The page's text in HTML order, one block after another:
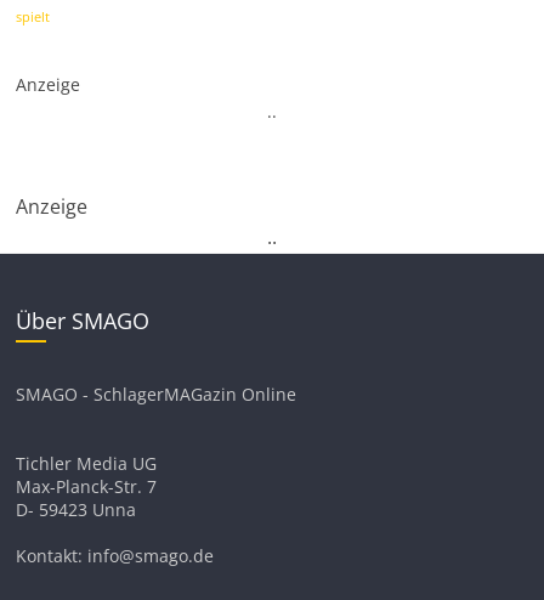
spielt
Anzeige
..
Anzeige
..
Über SMAGO
SMAGO - SchlagerMAGazin Online
Tichler Media UG
Max-Planck-Str. 7
D- 59423 Unna
Kontakt: info@smago.de